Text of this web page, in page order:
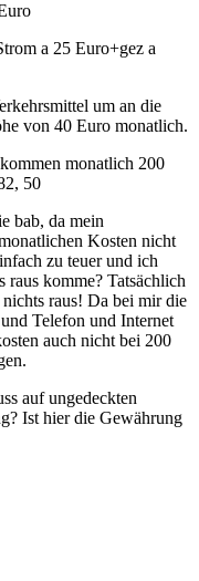
a 25 Euro+gez a
um an die
von 40 Euro monatlich.
monatlich 200
50
bab, da mein
Kosten nicht
zu teuer und ich
raus komme? Tatsächlich
raus! Da bei mir die
Telefon und Internet
auch nicht bei 200
auf ungedeckten
Ist hier die Gewährung